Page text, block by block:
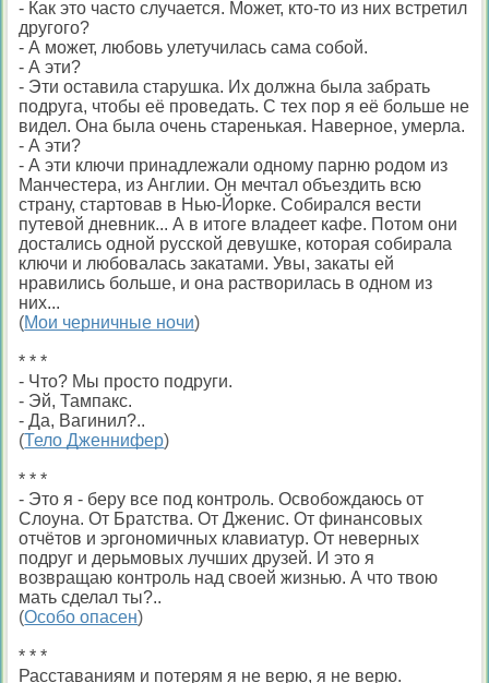
- Как это часто случается. Может, кто-то из них встретил
другого?
- А может, любовь улетучилась сама собой.
- А эти?
- Эти оставила старушка. Их должна была забрать
подруга, чтобы её проведать. С тех пор я её больше не
видел. Она была очень старенькая. Наверное, умерла.
- А эти?
- А эти ключи принадлежали одному парню родом из
Манчестера, из Англии. Он мечтал объездить всю
страну, стартовав в Нью-Йорке. Собирался вести
путевой дневник... А в итоге владеет кафе. Потом они
достались одной русской девушке, которая собирала
ключи и любовалась закатами. Увы, закаты ей
нравились больше, и она растворилась в одном из
них...
(Мои черничные ночи)
* * *
- Что? Мы просто подруги.
- Эй, Тампакс.
- Да, Вагинил?..
(Тело Дженнифер)
* * *
- Это я - беру все под контроль. Освобождаюсь от
Слоуна. От Братства. От Дженис. От финансовых
отчётов и эргономичных клавиатур. От неверных
подруг и дерьмовых лучших друзей. И это я
возвращаю контроль над своей жизнью. А что твою
мать сделал ты?..
(Особо опасен)
* * *
Расставаниям и потерям я не верю, я не верю.